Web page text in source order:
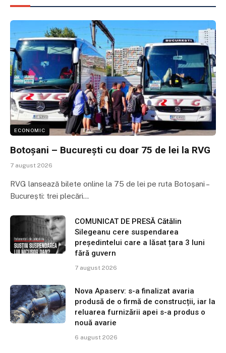
ECONOMIC
Botoșani – București cu doar 75 de lei la RVG
7 august 2026
RVG lansează bilete online la 75 de lei pe ruta Botoșani –
București: trei plecări…
COMUNICAT DE PRESĂ Cătălin
Silegeanu cere suspendarea
președintelui care a lăsat țara 3 luni
fără guvern
7 august 2026
Nova Apaserv: s-a finalizat avaria
produsă de o firmă de construcții, iar la
reluarea furnizării apei s-a produs o
nouă avarie
6 august 2026